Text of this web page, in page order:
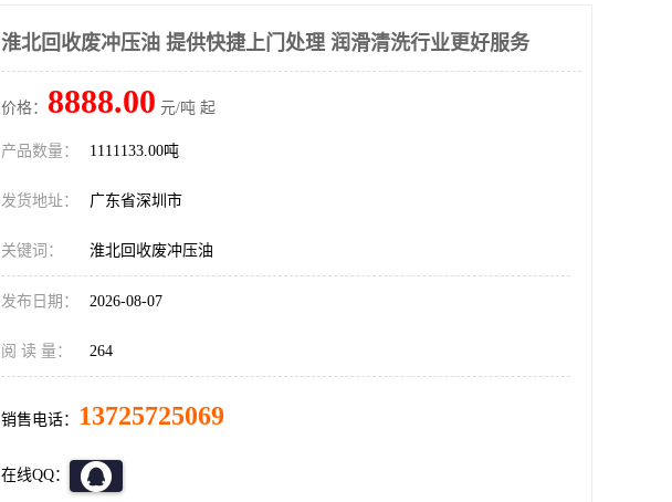
淮北回收废冲压油 提供快捷上门处理 润滑清洗行业更好服务
价格： 8888.00 元/吨 起
产品数量： 1111133.00吨
发货地址： 广东省深圳市
关键词： 淮北回收废冲压油
发布日期： 2026-08-07
阅 读 量： 264
销售电话： 13725725069
在线QQ：